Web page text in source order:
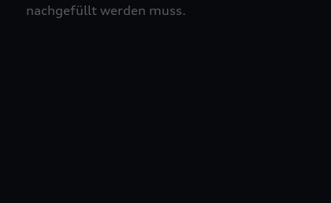
nachgefüllt werden muss.